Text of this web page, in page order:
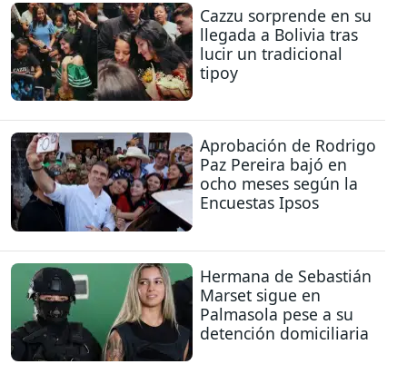
Cazzu sorprende en su
llegada a Bolivia tras
lucir un tradicional
tipoy
Aprobación de Rodrigo
Paz Pereira bajó en
ocho meses según la
Encuestas Ipsos
Hermana de Sebastián
Marset sigue en
Palmasola pese a su
detención domiciliaria